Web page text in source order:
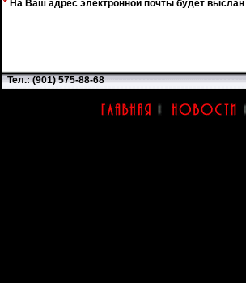
* На Ваш адрес электронной почты будет
Тел.: (901) 575-88-68